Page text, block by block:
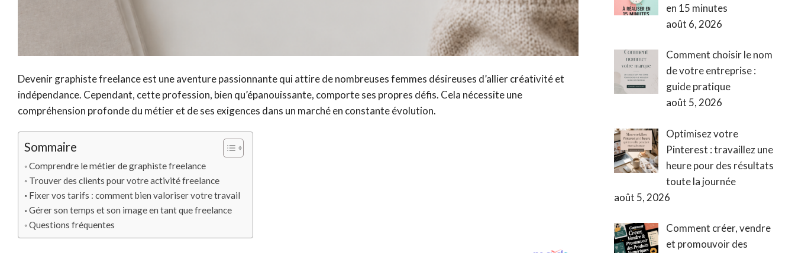
Devenir graphiste freelance est une aventure passionnante qui attire de nombreuses femmes désireuses d’allier créativité et
indépendance. Cependant, cette profession, bien qu’épanouissante, comporte ses propres défis. Cela nécessite une
compréhension profonde du métier et de ses exigences dans un marché en constante évolution.
Sommaire
Comprendre le métier de graphiste freelance
Trouver des clients pour votre activité freelance
Fixer vos tarifs : comment bien valoriser votre travail
Gérer son temps et son image en tant que freelance
Questions fréquentes
en 15 minutes
août 6, 2026
Comment choisir le nom
de votre entreprise :
guide pratique
août 5, 2026
Optimisez votre
Pinterest : travaillez une
heure pour des résultats
toute la journée
août 5, 2026
Comment créer, vendre
et promouvoir des